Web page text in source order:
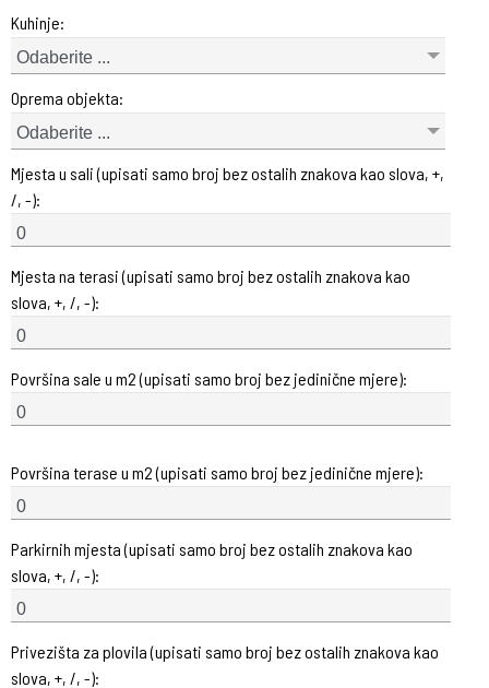
Kuhinje:
Odaberite ...
Oprema objekta:
Odaberite ...
Mjesta u sali (upisati samo broj bez ostalih znakova kao slova, +,
/, -):
Mjesta na terasi (upisati samo broj bez ostalih znakova kao
slova, +, /, -):
Površina sale u m2 (upisati samo broj bez jedinične mjere):
Površina terase u m2 (upisati samo broj bez jedinične mjere):
Parkirnih mjesta (upisati samo broj bez ostalih znakova kao
slova, +, /, -):
Privezišta za plovila (upisati samo broj bez ostalih znakova kao
slova, +, /, -):